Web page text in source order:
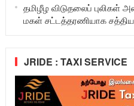
தமிழீழ விடுதலைப் புலிகள்
மகள் சட்டத்தரணியாக
JRIDE : TAXI SERVICE